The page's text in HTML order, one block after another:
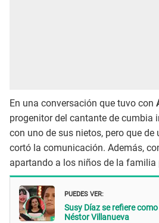
En una conversación que tuvo con
progenitor del cantante de cumbia
con uno de sus nietos, pero que
cortó la comunicación. Además,
apartando a los niños de la familia
PUEDES VER:
Susy Díaz se refiere
Néstor Villanueva